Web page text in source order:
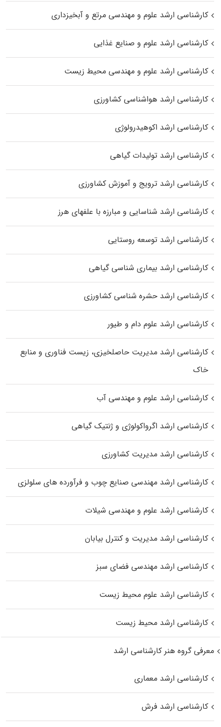
کارشناسی ارشد علوم و مهندسی مرتع و آبخیزداری
کارشناسی ارشد علوم و صنایع غذایی
کارشناسی ارشد علوم و مهندسی محیط زیست
کارشناسی ارشد هواشناسی کشاورزی
کارشناسی ارشد اکوهیدرولوژی
کارشناسی ارشد تولیدات گیاهی
کارشناسی ارشد ترویج و آموزش کشاورزی
کارشناسی ارشد شناسایی و مبارزه با علفهای هرز
کارشناسی ارشد توسعه روستایی
کارشناسی ارشد بیماری‌ شناسی گیاهی
کارشناسی ارشد حشره‌ شناسی کشاورزی
کارشناسی ارشد علوم دام و طیور
کارشناسی ارشد مدیریت حاصلخیزی، زیست فناوری و منابع
خاک
کارشناسی ارشد علوم و مهندسی آب
کارشناسی ارشد اگرواکولوژی و ژنتیک گیاهی
کارشناسی ارشد مدیریت کشاورزی
کارشناسی ارشد مهندسی صنایع چوب و فرآورده‌ های سلولزی
کارشناسی ارشد علوم و مهندسی شیلات
کارشناسی ارشد مدیریت و کنترل بیابان
کارشناسی ارشد مهندسی فضای سبز
کارشناسی ارشد علوم محیط‌ زیست
کارشناسی ارشد محیط زیست
معرفی گروه هنر کارشناسی ارشد
کارشناسی ارشد معماری
کارشناسی ارشد فرش